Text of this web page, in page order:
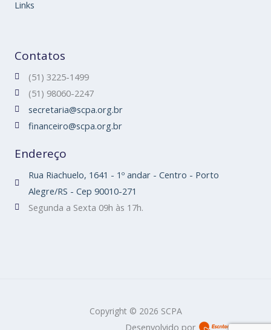
Links
Contatos
(51) 3225-1499
(51) 98060-2247
secretaria@scpa.org.br
financeiro@scpa.org.br
Endereço
Rua Riachuelo, 1641 - 1º andar - Centro - Porto
Alegre/RS - Cep 90010-271
Segunda a Sexta 09h às 17h.
Copyright © 2026 SCPA
Desenvolvido por